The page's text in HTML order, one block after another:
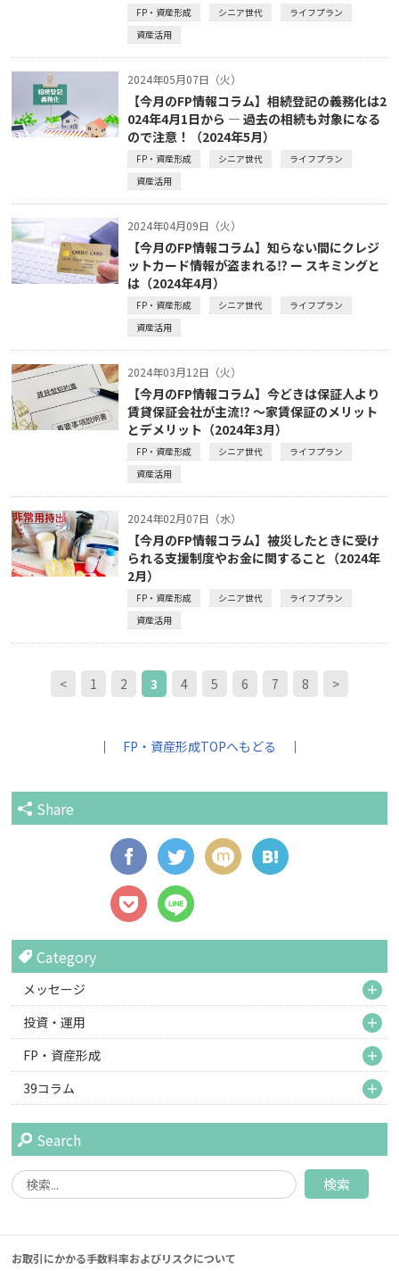
FP・資産形成 シニア世代
ライフプラン
資産活用
2024年05月07日（火）
【今月のFP情報コラム】相続登記の義務化は2
024年4月1日から ― 過去の相続も対象になる
ので注意！（2024年5月）
FP・資産形成 シニア世代
ライフプラン
資産活用
2024年04月09日（火）
【今月のFP情報コラム】知らない間にクレジ
ットカード情報が盗まれる⁉ ー スキミングと
は（2024年4月）
FP・資産形成 シニア世代
ライフプラン
資産活用
2024年03月12日（火）
【今月のFP情報コラム】今どきは保証人より
賃貸保証会社が主流⁉ ～家賃保証のメリット
とデメリット（2024年3月）
FP・資産形成 シニア世代
ライフプラン
資産活用
2024年02月07日（水）
【今月のFP情報コラム】被災したときに受け
られる支援制度やお金に関すること（2024年
2月）
FP・資産形成 シニア世代
ライフプラン
資産活用
< 1 2 3 4 5 6 7 8 >
｜ FP・資産形成TOPへもどる ｜
Share
Category
メッセージ
投資・運用
FP・資産形成
39コラム
Search
お取引にかかる手数料率およびリスクについて